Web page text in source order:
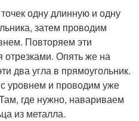
одну длинную и одну
затем проводим
Повторяем эти
отрезками. Опять же на
два угла в прямоугольник.
уровнем и проводим уже
где нужно, навариваем
из металла.